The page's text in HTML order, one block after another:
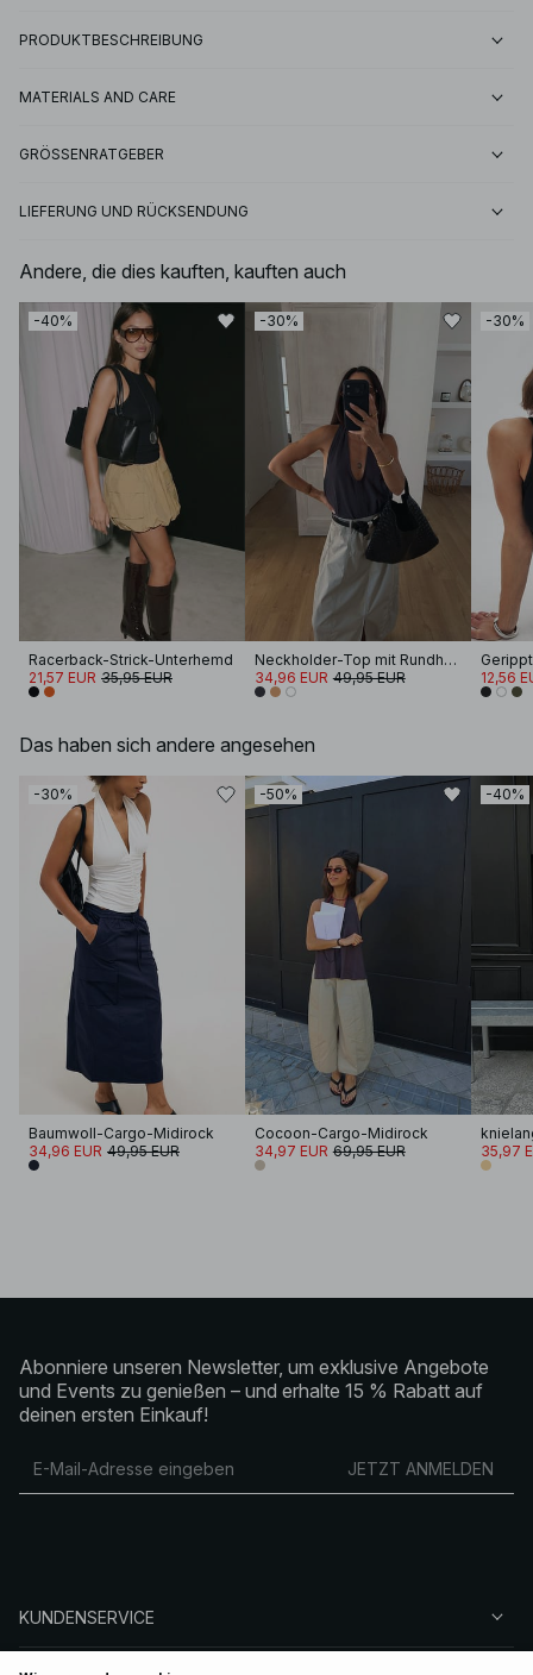
PRODUKTBESCHREIBUNG
MATERIALS AND CARE
GRÖSSENRATGEBER
LIEFERUNG UND RÜCKSENDUNG
Andere, die dies kauften, kauften auch
-40%
Racerback-Strick-Unterhemd
21,57 EUR 35,95 EUR
-30%
Neckholder-Top mit Rundhalsausschnitt
34,96 EUR 49,95 EUR
-30%
12,56
Das haben sich andere angesehen
-30%
Baumwoll-Cargo-Midirock
34,96 EUR 49,95 EUR
-50%
Cocoon-Cargo-Midirock
34,97 EUR 69,95 EUR
-40%
35,97
Abonniere unseren Newsletter, um exklusive Angebote
und Events zu genießen – und erhalte 15 % Rabatt auf
deinen ersten Einkauf!
JETZT ANMELDEN
KUNDENSERVICE